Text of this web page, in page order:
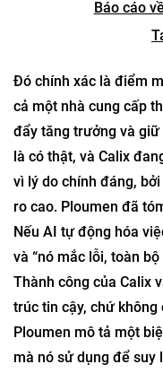
Báo cáo
Đó chính xác là điểm
cả một nhà cung cấp
đẩy tăng trưởng và giữ
là có thật, và Calix
vì lý do chính đáng,
ro cao. Ploumen đã
Nếu AI tự động hóa
và “nó mắc lỗi, toàn
Thành công của Calix
trúc tin cậy, chứ
Ploumen mô tả một
mà nó sử dụng để suy